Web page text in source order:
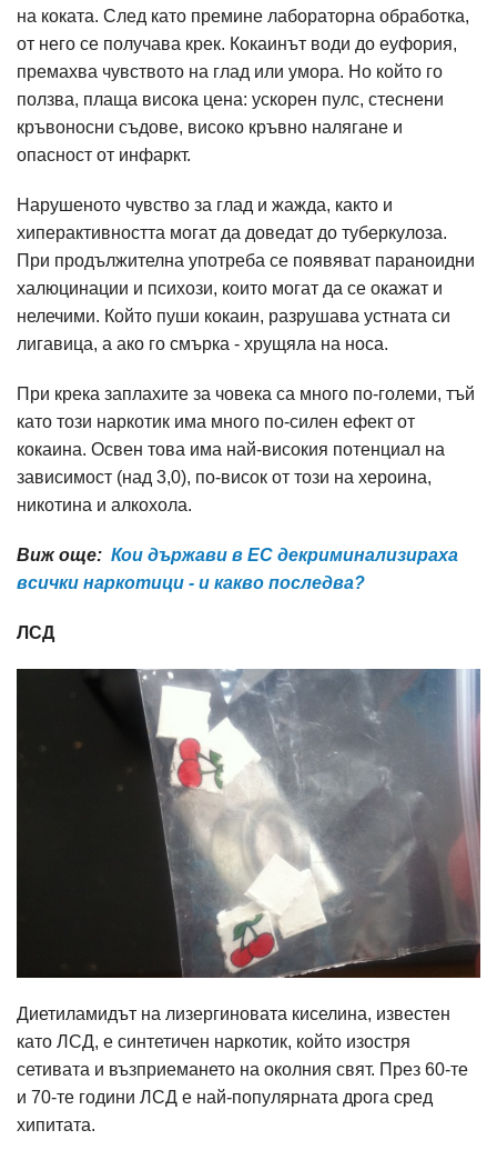
на коката. След като премине лабораторна обработка,
от него се получава крек. Кокаинът води до еуфория,
премахва чувството на глад или умора. Но който го
ползва, плаща висока цена: ускорен пулс, стеснени
кръвоносни съдове, високо кръвно налягане и
опасност от инфаркт.
Нарушеното чувство за глад и жажда, както и
хиперактивността могат да доведат до туберкулоза.
При продължителна употреба се появяват параноидни
халюцинации и психози, които могат да се окажат и
нелечими. Който пуши кокаин, разрушава устната си
лигавица, а ако го смърка - хрущяла на носа.
При крека заплахите за човека са много по-големи, тъй
като този наркотик има много по-силен ефект от
кокаина. Освен това има най-високия потенциал на
зависимост (над 3,0), по-висок от този на хероина,
никотина и алкохола.
Виж още: Кои държави в ЕС декриминализираха
всички наркотици - и какво последва?
ЛСД
Диетиламидът на лизергиновата киселина, известен
като ЛСД, е синтетичен наркотик, който изостря
сетивата и възприемането на околния свят. През 60-те
и 70-те години ЛСД е най-популярната дрога сред
хипитата.